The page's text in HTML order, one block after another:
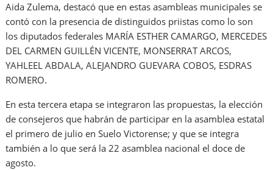
Aida Zulema, destacó que en estas asambleas municipales se
contó con la presencia de distinguidos priistas como lo son
los diputados federales MARÍA ESTHER CAMARGO, MERCEDES
DEL CARMEN GUILLÉN VICENTE, MONSERRAT ARCOS,
YAHLEEL ABDALA, ALEJANDRO GUEVARA COBOS, ESDRAS
ROMERO.
En esta tercera etapa se integraron las propuestas, la elección
de consejeros que habrán de participar en la asamblea estatal
el primero de julio en Suelo Victorense; y que se integra
también a lo que será la 22 asamblea nacional el doce de
agosto.